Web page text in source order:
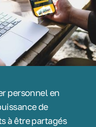
personnel en
de
à être partagés